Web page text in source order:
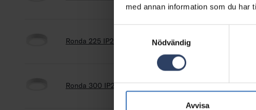
med annan information som du har
Nödvändig
Avvisa
Ronda 225 IP20 15W/840 DA2 PCO WH
Ronda 300 IP20 21W/830 DA2 PCO WH A2RODE-